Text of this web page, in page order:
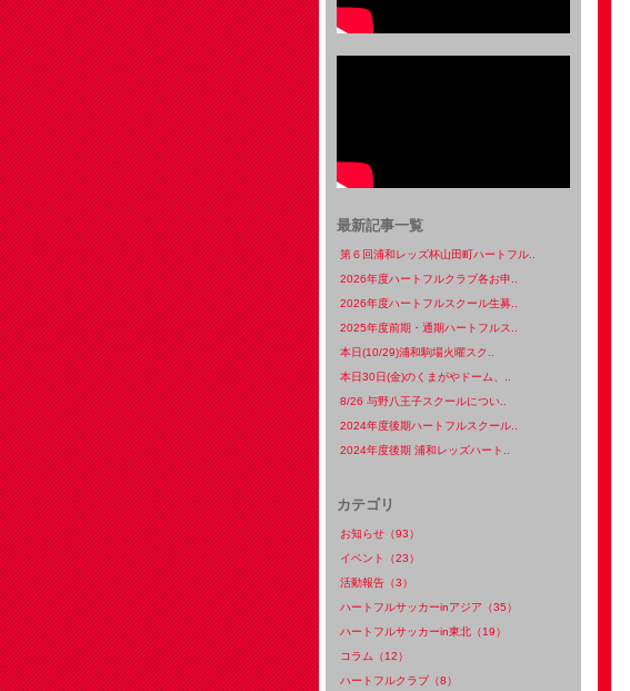
最新記事一覧
第６回浦和レッズ杯山田町ハートフル..
2026年度ハートフルクラブ各お申..
2026年度ハートフルスクール生募..
2025年度前期・通期ハートフルス..
本日(10/29)浦和駒場火曜スク..
本日30日(金)のくまがやドーム、..
8/26 与野八王子スクールについ..
2024年度後期ハートフルスクール..
2024年度後期 浦和レッズハート..
カテゴリ
お知らせ（93）
イベント（23）
活動報告（3）
ハートフルサッカーinアジア（35）
ハートフルサッカーin東北（19）
コラム（12）
ハートフルクラブ（8）